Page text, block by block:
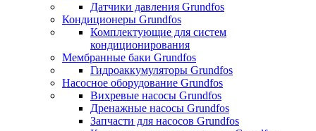
Датчики давления Grundfos
Кондиционеры Grundfos
Комплектующие для систем
кондиционирования
Мембранные баки Grundfos
Гидроаккумуляторы Grundfos
Насосное оборудование Grundfos
Вихревые насосы Grundfos
Дренажные насосы Grundfos
Запчасти для насосов Grundfos